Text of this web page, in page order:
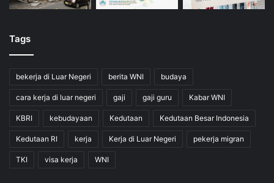
Tags
bekerja di Luar Negeri berita WNI budaya
cara kerja di luar negeri gaji gaji guru Kabar WNI
KBRI kebudayaan Kedutaan Kedutaan Besar Indonesia
Kedutaan RI kerja Kerja di Luar Negeri pekerja migran
TKI visa kerja WNI